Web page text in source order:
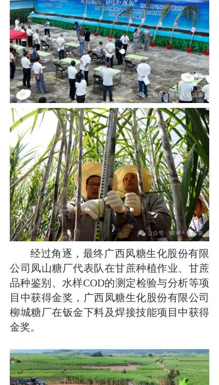
经过角逐，最终广西凤糖生化股份有限
公司凤山糖厂代表队在甘蔗种植作业、甘蔗
品种鉴别、水样COD的测定检验与分析等项
目中获得金奖，广西凤糖生化股份有限公司
柳城糖厂在钣金下料及焊接技能项目中获得
金奖。